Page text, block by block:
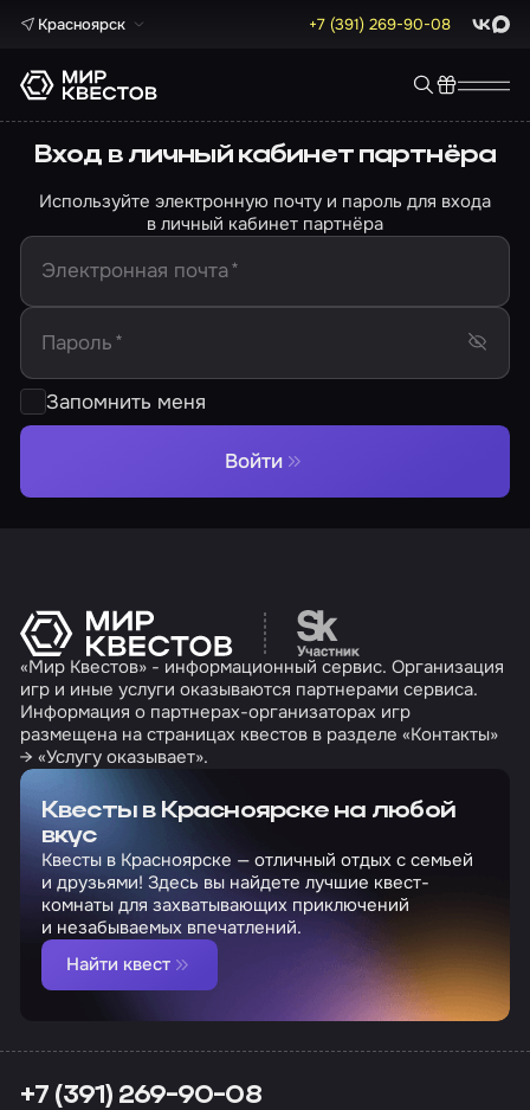
Красноярск +7 (391) 269-90-08 Max
Вход в личный кабинет партнёра
Используйте электронную почту и пароль для входа
в личный кабинет партнёра
Электронная почта*
Пароль*
Запомнить меня
Войти
Перейти на сайт
«Мир Квестов» - информационный сервис. Организация
игр и иные услуги оказываются партнерами сервиса.
Информация о партнерах-организаторах игр
размещена на страницах квестов в разделе «Контакты»
→ «Услугу оказывает».
Квесты в Красноярске на любой
вкус
Квесты в Красноярске — отличный отдых с семьей
и друзьями! Здесь вы найдете лучшие квест-
комнаты для захватывающих приключений
и незабываемых впечатлений.
Найти квест
+7 (391) 269-90-08